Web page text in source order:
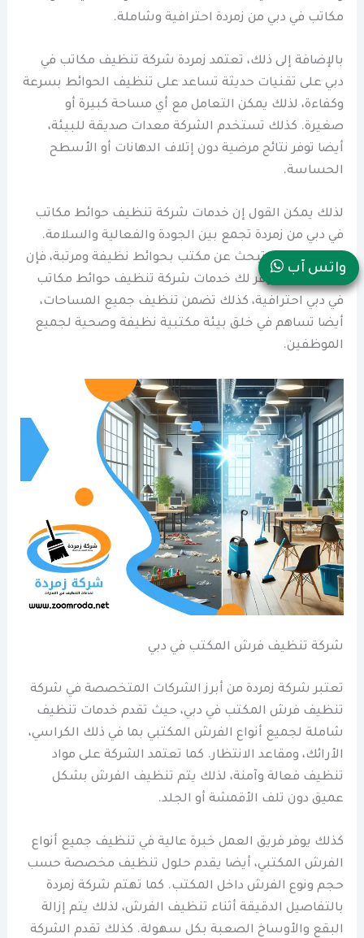
مكاتب في دبي من زمردة احترافية وشاملة.
بالإضافة إلى ذلك، تعتمد زمردة شركة تنظيف مكاتب في
دبي على تقنيات حديثة تساعد على تنظيف الحوائط بسرعة
وكفاءة، لذلك يمكن التعامل مع أي مساحة كبيرة أو
صغيرة. كذلك تستخدم الشركة معدات صديقة للبيئة،
أيضا توفر نتائج مرضية دون إتلاف الدهانات أو الأسطح
الحساسة.
لذلك يمكن القول إن خدمات شركة تنظيف حوائط مكاتب
في دبي من زمردة تجمع بين الجودة والفعالية والسلامة.
لذلك، إذا كنت تبحث عن مكتب بحوائط نظيفة ومرتبة، فإن
شركة زمردة توفر لك خدمات شركة تنظيف حوائط مكاتب
في دبي احترافية، كذلك تضمن تنظيف جميع المساحات،
أيضا تساهم في خلق بيئة مكتبية نظيفة وصحية لجميع
الموظفين.
شركة تنظيف فرش المكتب في دبي
تعتبر شركة زمردة من أبرز الشركات المتخصصة في شركة
تنظيف فرش المكتب في دبي، حيث تقدم خدمات تنظيف
شاملة لجميع أنواع الفرش المكتبي بما في ذلك الكراسي،
الأرائك، ومقاعد الانتظار. كما تعتمد الشركة على مواد
تنظيف فعالة وآمنة، لذلك يتم تنظيف الفرش بشكل
عميق دون تلف الأقمشة أو الجلد.
كذلك يوفر فريق العمل خبرة عالية في تنظيف جميع أنواع
الفرش المكتبي، أيضا يقدم حلول تنظيف مخصصة حسب
حجم ونوع الفرش داخل المكتب. كما تهتم شركة زمردة
بالتفاصيل الدقيقة أثناء تنظيف الفرش، لذلك يتم إزالة
البقع والأوساخ الصعبة بكل سهولة. كذلك تقدم الشركة
واتس آب